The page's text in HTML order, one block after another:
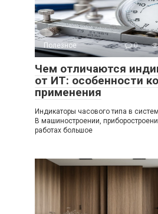
Полезное 0
Чем отличаются
от ИТ: особенности
применения
Индикаторы часового типа в
В машиностроении,
работах большое